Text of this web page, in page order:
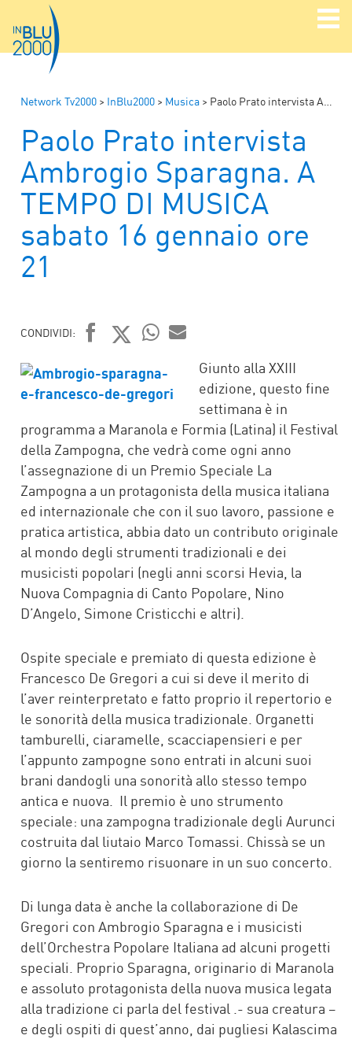
Network Tv2000 > InBlu2000 > Musica > Paolo Prato intervista Ambrogio Sparagna. A TEMPO DI MUSICA sabato 16 gennaio ore 21
Paolo Prato intervista
Ambrogio Sparagna. A
TEMPO DI MUSICA
sabato 16 gennaio ore
21
CONDIVIDI:
FACEBOOK
TWITTERWHATSAPP
MAILGiunto alla XXIII
edizione, questo fine
settimana è in
programma a Maranola e Formia (Latina) il Festival
della Zampogna, che vedrà come ogni anno
l’assegnazione di un Premio Speciale La
Zampogna a un protagonista della musica italiana
ed internazionale che con il suo lavoro, passione e
pratica artistica, abbia dato un contributo originale
al mondo degli strumenti tradizionali e dei
musicisti popolari (negli anni scorsi Hevia, la
Nuova Compagnia di Canto Popolare, Nino
D’Angelo, Simone Cristicchi e altri).
Ospite speciale e premiato di questa edizione è
Francesco De Gregori a cui si deve il merito di
l’aver reinterpretato e fatto proprio il repertorio e
le sonorità della musica tradizionale. Organetti
tamburelli, ciaramelle, scacciapensieri e per
l’appunto zampogne sono entrati in alcuni suoi
brani dandogli una sonorità allo stesso tempo
antica e nuova. Il premio è uno strumento
speciale: una zampogna tradizionale degli Aurunci
costruita dal liutaio Marco Tomassi. Chissà se un
giorno la sentiremo risuonare in un suo concerto.
Di lunga data è anche la collaborazione di De
Gregori con Ambrogio Sparagna e i musicisti
dell’Orchestra Popolare Italiana ad alcuni progetti
speciali. Proprio Sparagna, originario di Maranola
e assoluto protagonista della nuova musica legata
alla tradizione ci parla del festival .- sua creatura –
e degli ospiti di quest’anno, dai pugliesi Kalascima